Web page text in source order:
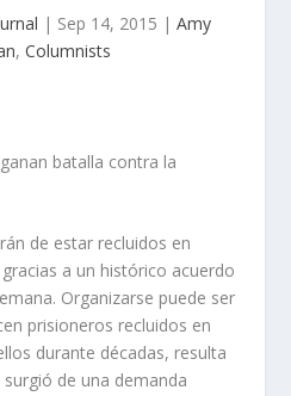
| Sep 14, 2015 | Amy
, Columnists
batalla contra la
de estar recluidos en
a un histórico acuerdo
Organizarse puede ser
prisioneros recluidos en
durante décadas, resulta
de una demanda